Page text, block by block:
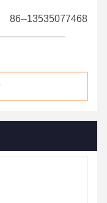
86--13535077468